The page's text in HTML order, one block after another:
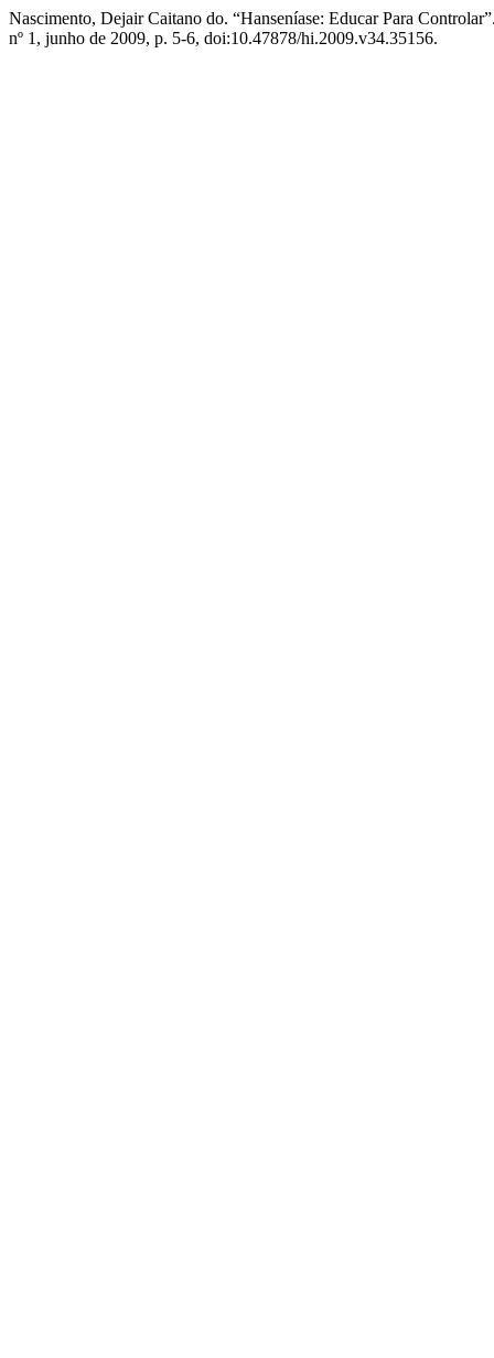
Nascimento, Dejair Caitano do. “Hanseníase: Educar Para
nº 1, junho de 2009, p. 5-6, doi:10.47878/hi.2009.v34.35156.